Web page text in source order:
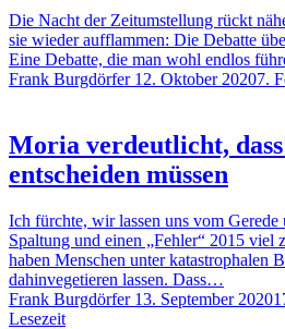
Die Nacht der Zeitumstellung rückt
sie wieder aufflammen: Die Debatte
Eine Debatte, die man wohl endlos
Frank Burgdörfer 12. Oktober 20207.
Moria verdeutlicht,
entscheiden müssen
Ich fürchte, wir lassen uns vom
Spaltung und einen „Fehler“ 2015 viel
haben Menschen unter katastrophalen
dahinvegetieren lassen. Dass…
Frank Burgdörfer 13. September 2020
Lesezeit